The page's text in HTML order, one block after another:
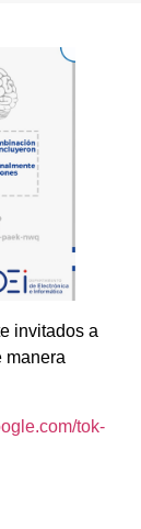
invitados a
manera
tok-